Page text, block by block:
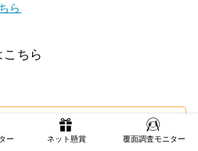
ら
ちら
【完全版】モッピーの安全性と
評判・口コミは？効率的な稼ぎ
ー ネット懸賞 覆面調査モニター